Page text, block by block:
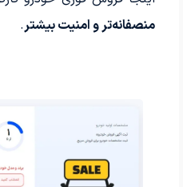
منصفانه‌تر و امنیت بیشتر.